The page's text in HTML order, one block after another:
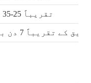
تقریباً 25-35 دن
کے تقریباً 7 دن بعد